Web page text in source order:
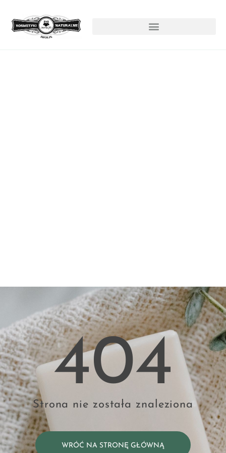
404
Strona nie została znaleziona
WRÓĆ NA STRONĘ GŁÓWNĄ